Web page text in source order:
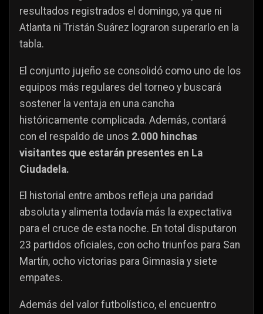
resultados registrados el domingo, ya que ni
Atlanta ni Tristán Suárez lograron superarlo en la
tabla.
El conjunto jujeño se consolidó como uno de los
equipos más regulares del torneo y buscará
sostener la ventaja en una cancha
históricamente complicada. Además, contará
con el respaldo de unos 2.000 hinchas
visitantes que estarán presentes en La
Ciudadela.
El historial entre ambos refleja una paridad
absoluta y alimenta todavía más la expectativa
para el cruce de esta noche. En total disputaron
23 partidos oficiales, con ocho triunfos para San
Martín, ocho victorias para Gimnasia y siete
empates.
Además del valor futbolístico, el encuentro